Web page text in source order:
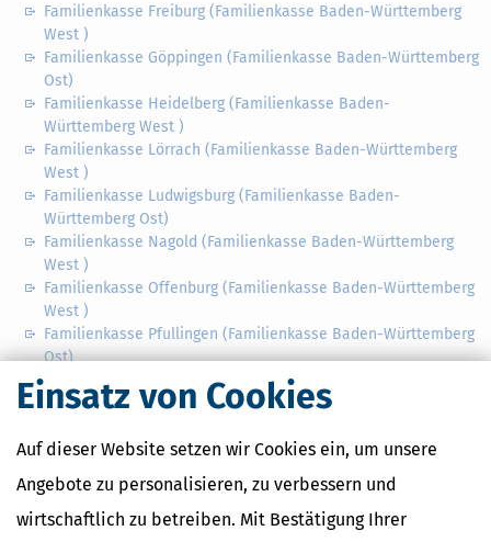
Einsatz von Cookies
Auf dieser Website setzen wir Cookies ein, um unsere
Angebote zu personalisieren, zu verbessern und
wirtschaftlich zu betreiben. Mit Bestätigung Ihrer
Familienkasse Freiburg (Familienkasse Baden-Württemberg
West )
Familienkasse Göppingen (Familienkasse Baden-Württemberg
Ost)
Familienkasse Heidelberg (Familienkasse Baden-
Württemberg West )
Familienkasse Lörrach (Familienkasse Baden-Württemberg
West )
Familienkasse Ludwigsburg (Familienkasse Baden-
Württemberg Ost)
Familienkasse Nagold (Familienkasse Baden-Württemberg
West )
Familienkasse Offenburg (Familienkasse Baden-Württemberg
West )
Familienkasse Pfullingen (Familienkasse Baden-Württemberg
Ost)
Familienkasse Ravensburg (Familienkasse Baden-
Württemberg Ost)
Ost)
Familienkasse Tauberbischofsheim (Familienkasse Baden-
Württemberg Ost)
Familienkasse Ulm (Familienkasse Baden-Württemberg Ost)